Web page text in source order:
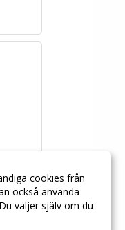
cookies från
också använda
väljer själv om du